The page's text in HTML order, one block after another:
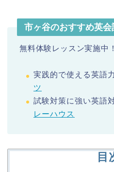
市ヶ谷のおすすめ英
無料体験レッスン実施中！
実践的で使える英語
ツ
試験対策に強い英語
レーハウス
目